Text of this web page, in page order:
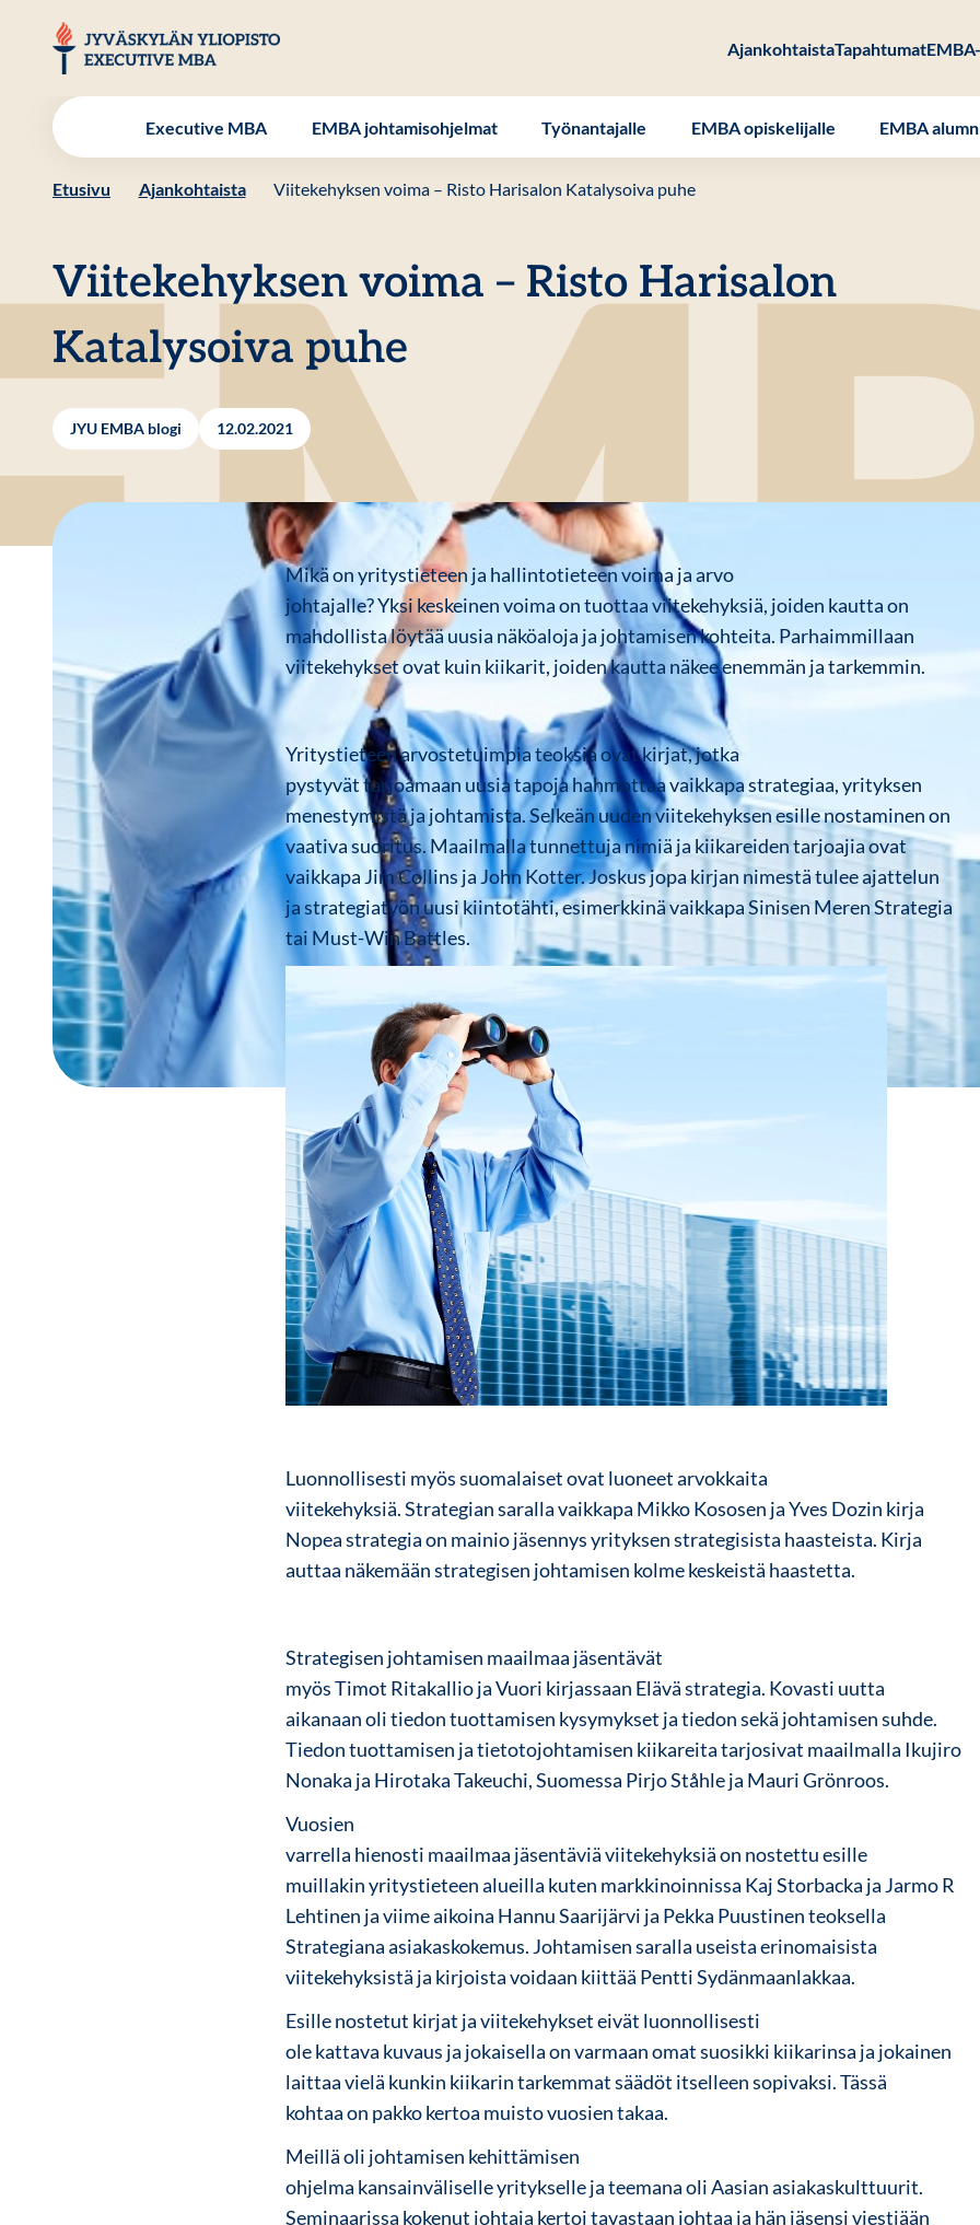
sisältöön
AjankohtaistaTapahtumat
Executive MBA EMBA johtamisohjelmat Työnantajalle EMBA opiskelijalle EMBA
Etusivu Ajankohtaista Viitekehyksen voima – Risto Harisalon Katalysoiva puhe
Viitekehyksen voima – Risto Harisalon
Katalysoiva puhe
JYU EMBA blogi 12.02.2021
Mikä on yritystieteen ja hallintotieteen voima ja arvo
johtajalle? Yksi keskeinen voima on tuottaa viitekehyksiä, joiden kautta on
mahdollista löytää uusia näköaloja ja johtamisen kohteita. Parhaimmillaan
viitekehykset ovat kuin kiikarit, joiden kautta näkee enemmän ja tarkemmin.
Yritystieteen arvostetuimpia teoksia ovat kirjat, jotka
pystyvät tarjoamaan uusia tapoja hahmottaa vaikkapa strategiaa, yrityksen
menestymistä ja johtamista. Selkeän uuden viitekehyksen esille nostaminen on
vaativa suoritus. Maailmalla tunnettuja nimiä ja kiikareiden tarjoajia ovat
vaikkapa Jim Collins ja John Kotter. Joskus jopa kirjan nimestä tulee ajattelun
ja strategiatyön uusi kiintotähti, esimerkkinä vaikkapa Sinisen Meren Strategia
tai Must-Win Battles.
Luonnollisesti myös suomalaiset ovat luoneet arvokkaita
viitekehyksiä. Strategian saralla vaikkapa Mikko Kososen ja Yves Dozin kirja
Nopea strategia on mainio jäsennys yrityksen strategisista haasteista. Kirja
auttaa näkemään strategisen johtamisen kolme keskeistä haastetta.
Strategisen johtamisen maailmaa jäsentävät
myös Timot Ritakallio ja Vuori kirjassaan Elävä strategia. Kovasti uutta
aikanaan oli tiedon tuottamisen kysymykset ja tiedon sekä johtamisen suhde.
Tiedon tuottamisen ja tietotojohtamisen kiikareita tarjosivat maailmalla Ikujiro
Nonaka ja Hirotaka Takeuchi, Suomessa Pirjo Ståhle ja Mauri Grönroos.
Vuosien
varrella hienosti maailmaa jäsentäviä viitekehyksiä on nostettu esille
muillakin yritystieteen alueilla kuten markkinoinnissa Kaj Storbacka ja Jarmo R
Lehtinen ja viime aikoina Hannu Saarijärvi ja Pekka Puustinen teoksella
Strategiana asiakaskokemus. Johtamisen saralla useista erinomaisista
viitekehyksistä ja kirjoista voidaan kiittää Pentti Sydänmaanlakkaa.
Esille nostetut kirjat ja viitekehykset eivät luonnollisesti
ole kattava kuvaus ja jokaisella on varmaan omat suosikki kiikarinsa ja jokainen
laittaa vielä kunkin kiikarin tarkemmat säädöt itselleen sopivaksi. Tässä
kohtaa on pakko kertoa muisto vuosien takaa.
Meillä oli johtamisen kehittämisen
ohjelma kansainväliselle yritykselle ja teemana oli Aasian asiakaskulttuurit.
Seminaarissa kokenut johtaja kertoi tavastaan johtaa ja hän jäsensi viestiään